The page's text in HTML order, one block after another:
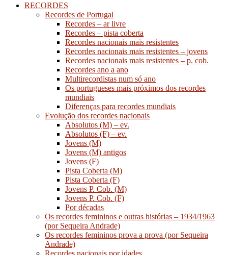
RECORDES
Recordes de Portugal
Recordes – ar livre
Recordes – pista coberta
Recordes nacionais mais resistentes
Recordes nacionais mais resistentes – jovens
Recordes nacionais mais resistentes – p. cob.
Recordes ano a ano
Multirecordistas num só ano
Os portugueses mais próximos dos recordes
mundiais
Diferenças para recordes mundiais
Evolução dos recordes nacionais
Absolutos (M) – ev.
Absolutos (F) – ev.
Jovens (M)
Jovens (M) antigos
Jovens (F)
Pista Coberta (M)
Pista Coberta (F)
Jovens P. Cob. (M)
Jovens P. Cob. (F)
Por décadas
Os recordes femininos e outras histórias – 1934/1963
(por Sequeira Andrade)
Os recordes femininos prova a prova (por Sequeira
Andrade)
Recordes nacionais por idades